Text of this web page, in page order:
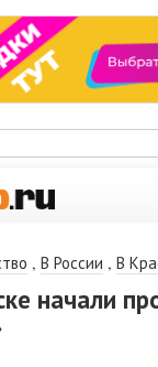
, В России , В
начали